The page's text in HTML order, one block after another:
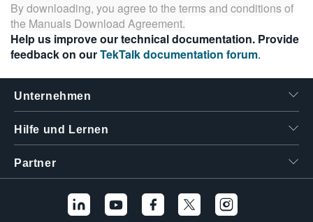
By downloading, you agree to the terms and conditions of
the Manuals Download Agreement.
Help us improve our technical documentation. Provide
feedback on ourTekTalk documentation forum.
Unternehmen
Hilfe und Lernen
Partner